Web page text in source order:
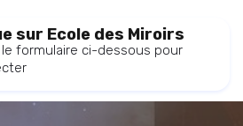
sur Ecole des Miroirs
le formulaire ci-dessous pour